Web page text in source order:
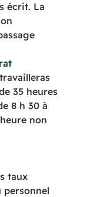
écrit. La
35 heures
8 h 30 à
non
taux
personnel